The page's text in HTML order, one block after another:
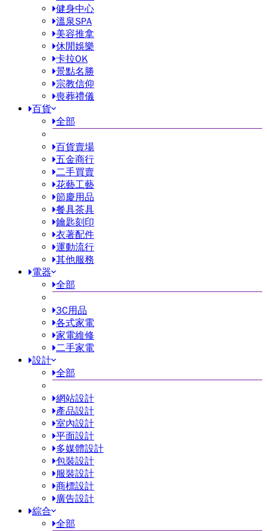
健身中心
溫泉SPA
美容推拿
休閒娛樂
卡拉OK
景點名勝
宗教信仰
喪葬禮儀
百貨
全部
百貨賣場
五金商行
二手買賣
花藝工藝
節慶用品
餐具茶具
鑰匙刻印
衣著配件
運動流行
其他服務
電器
全部
3C用品
各式家電
家電維修
二手家電
設計
全部
網站設計
產品設計
室內設計
平面設計
多媒體設計
包裝設計
服裝設計
商標設計
廣告設計
綜合
全部